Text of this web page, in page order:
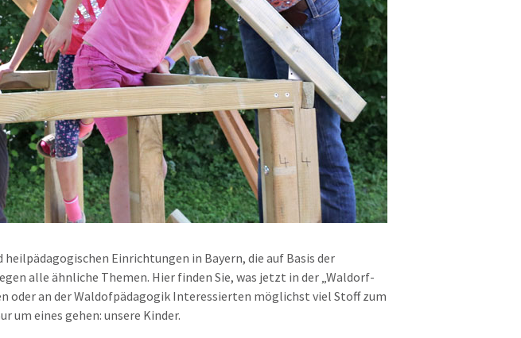
Einrichtungen in Bayern, die auf Basis der
alle ähnliche Themen. Hier finden Sie, was jetzt in der „Waldorf-
oder an der Waldofpädagogik Interessierten möglichst viel Stoff zum
um eines gehen: unsere Kinder.